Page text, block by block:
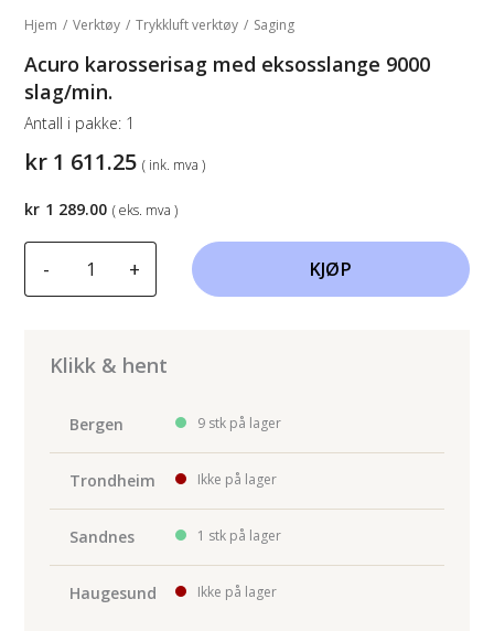
Hjem / Verktøy / Trykkluft verktøy / Saging
Acuro karosserisag med eksosslange 9000
slag/min.
kr 1 611.25 ( ink. mva )
Antall i pakke: 1
-
Acuro
karosserisag
9000
+ KJØP
Klikk & hent
Bergen 9 stk på lager
Trondheim Ikke på lager
Sandnes 1 stk på lager
Haugesund Ikke på lager
kr 1 289.00 ( eks. mva )